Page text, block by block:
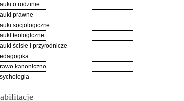
o rodzinie
prawne
socjologiczne
teologiczne
ścisłe i przyrodnicze
kanoniczne